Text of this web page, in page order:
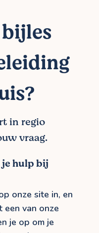
in regio
vraag.
hulp bij
onze site in, en
een van onze
je op om je